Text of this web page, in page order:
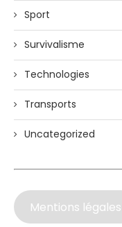
Sport
Survivalisme
Technologies
Transports
Uncategorized
Mentions légales